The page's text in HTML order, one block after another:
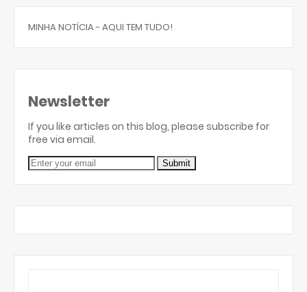
MINHA NOTÍCIA - AQUI TEM TUDO!
Newsletter
If you like articles on this blog, please subscribe for
free via email.